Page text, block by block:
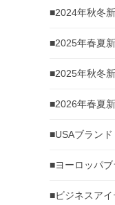
■2024年秋冬
■2025年春夏
■2025年秋冬
■2026年春夏
■USAブランド
■ヨーロッパブ
■ビジネスアイ